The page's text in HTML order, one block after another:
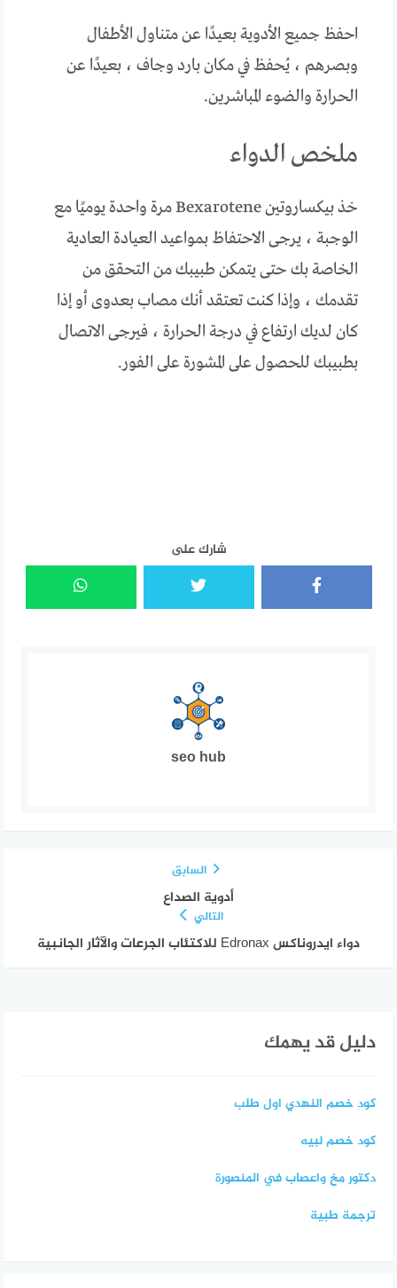
احفظ جميع الأدوية بعيدًا عن متناول الأطفال
وبصرهم ، يُحفظ في مكان بارد وجاف ، بعيدًا عن
الحرارة والضوء المباشرين.
ملخص الدواء
خذ بيكساروتين Bexarotene مرة واحدة يوميًا مع
الوجبة ، يرجى الاحتفاظ بمواعيد العيادة العادية
الخاصة بك حتى يتمكن طبيبك من التحقق من
تقدمك ، وإذا كنت تعتقد أنك مصاب بعدوى أو إذا
كان لديك ارتفاع في درجة الحرارة ، فيرجى الاتصال
بطبيبك للحصول على المشورة على الفور.
شارك على
seo hub
السابق
أدوية الصداع
التالي
دواء ايدروناكس Edronax للاكتئاب الجرعات والآثار الجانبية
دليل قد يهمك
كود خصم النهدي اول طلب
كود خصم لبيه
دكتور مخ واعصاب في المنصورة
ترجمة طبية